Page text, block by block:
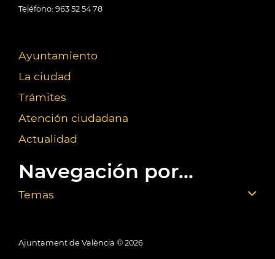
Teléfono: 963 52 54 78
Ayuntamiento
La ciudad
Trámites
Atención ciudadana
Actualidad
Navegación por...
Temas
Ajuntament de València © 2026